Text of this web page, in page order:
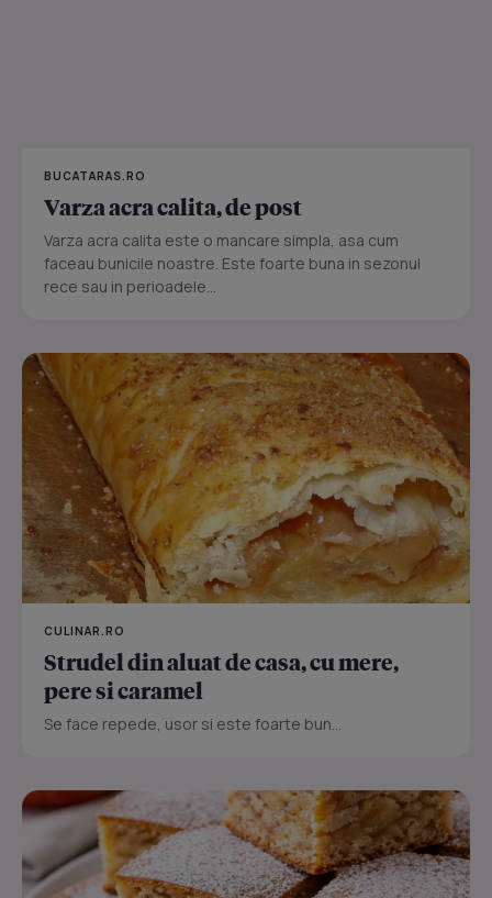
BUCATARAS.RO
Varza acra calita, de post
Varza acra calita este o mancare simpla, asa cum
faceau bunicile noastre. Este foarte buna in sezonul
rece sau in perioadele...
CULINAR.RO
Strudel din aluat de casa, cu mere,
pere si caramel
Se face repede, usor si este foarte bun...